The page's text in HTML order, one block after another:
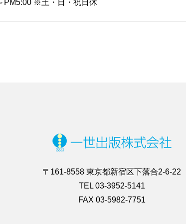
PM5:00 ※土・日・祝日休
〒161-8558 東京都新宿区下落合2-6-22
TEL 03-3952-5141
FAX 03-5982-7751